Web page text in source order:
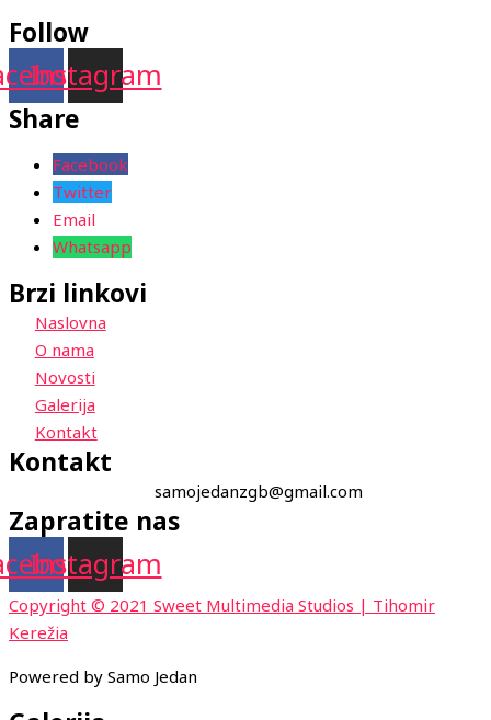
Follow
Instagram
Share
Facebook
Twitter
Email
Whatsapp
Brzi linkovi
Naslovna
O nama
Novosti
Galerija
Kontakt
Kontakt
samojedanzgb@gmail.com
Zapratite nas
Instagram
Copyright © 2021 Sweet Multimedia Studios | Tihomir
Kerežia
Powered by Samo Jedan